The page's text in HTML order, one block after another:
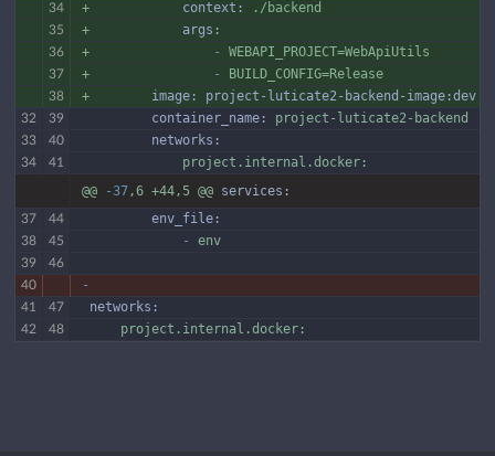
34 + context: ./backend
35 + args:
36 + - WEBAPI_PROJECT=WebApiUtils
37 + - BUILD_CONFIG=Release
38 + image: project-luticate2-backend-image:dev
32 39
         container_name:
project-luticate2-backend
33 40
         networks:
34 41
project.internal.docker:
@@
-37,6 +44,5 @@ services:
37 44
         env_file:
38 45
             -
env
39
46
40
-
41 47 networks:
42 48 project.internal.docker: